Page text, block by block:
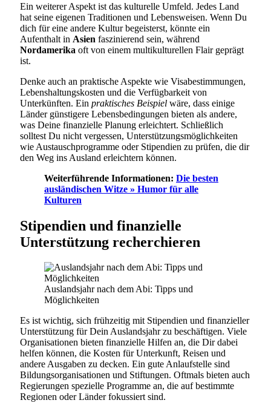
Ein weiterer Aspekt ist das kulturelle Umfeld. Jedes Land
hat seine eigenen Traditionen und Lebensweisen. Wenn Du
dich für eine andere Kultur begeisterst, könnte ein
Aufenthalt in Asien faszinierend sein, während
Nordamerika oft von einem multikulturellen Flair geprägt
ist.
Denke auch an praktische Aspekte wie Visabestimmungen,
Lebenshaltungskosten und die Verfügbarkeit von
Unterkünften. Ein praktisches Beispiel wäre, dass einige
Länder günstigere Lebensbedingungen bieten als andere,
was Deine finanzielle Planung erleichtert. Schließlich
solltest Du nicht vergessen, Unterstützungsmöglichkeiten
wie Austauschprogramme oder Stipendien zu prüfen, die dir
den Weg ins Ausland erleichtern können.
Weiterführende Informationen: Die besten
ausländischen Witze » Humor für alle
Kulturen
Stipendien und finanzielle
Unterstützung recherchieren
Auslandsjahr nach dem Abi: Tipps und
Möglichkeiten
Es ist wichtig, sich frühzeitig mit Stipendien und finanzieller
Unterstützung für Dein Auslandsjahr zu beschäftigen. Viele
Organisationen bieten finanzielle Hilfen an, die Dir dabei
helfen können, die Kosten für Unterkunft, Reisen und
andere Ausgaben zu decken. Ein gute Anlaufstelle sind
Bildungsorganisationen und Stiftungen. Oftmals bieten auch
Regierungen spezielle Programme an, die auf bestimmte
Regionen oder Länder fokussiert sind.